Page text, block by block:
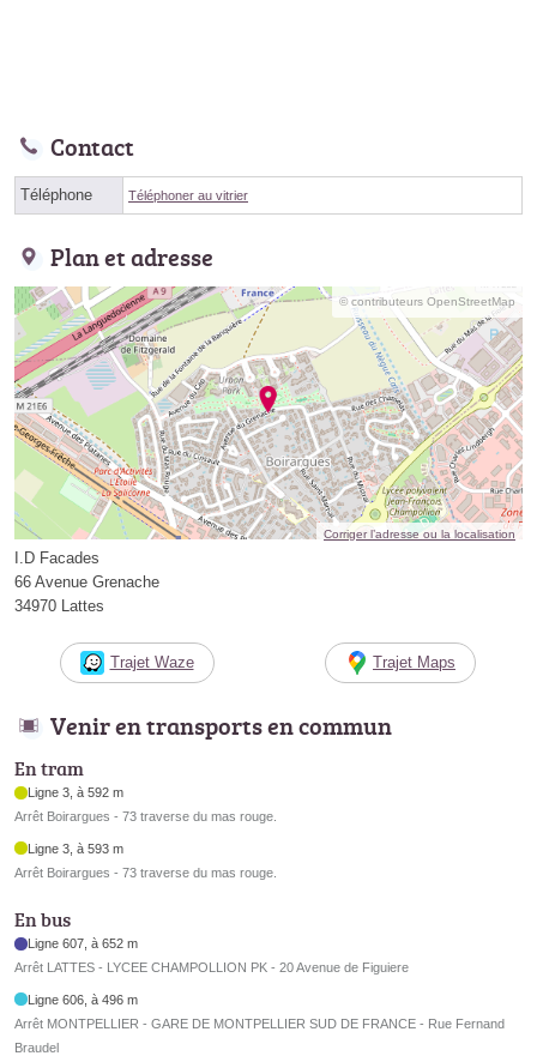
Contact
Téléphone Téléphoner au vitrier
Plan et adresse
© contributeurs OpenStreetMap
Corriger l’adresse ou la localisation
I.D Facades
66 Avenue Grenache
34970 Lattes
Trajet Waze Trajet Maps
Venir en transports en commun
En tram
Ligne 3, à 592 m
Arrêt Boirargues - 73 traverse du mas rouge.
Ligne 3, à 593 m
Arrêt Boirargues - 73 traverse du mas rouge.
En bus
Ligne 607, à 652 m
Arrêt LATTES - LYCEE CHAMPOLLION PK - 20 Avenue de Figuiere
Ligne 606, à 496 m
Arrêt MONTPELLIER - GARE DE MONTPELLIER SUD DE FRANCE - Rue Fernand
Braudel